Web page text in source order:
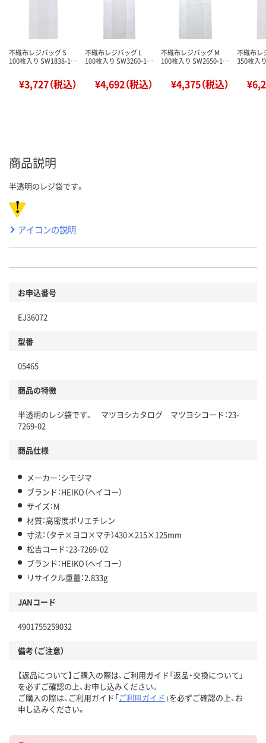
不織布レジバッグ S
100枚入り SW1838-1…
¥3,727（税込）
不織布レジバッグ L
100枚入り SW3260-1…
¥4,692（税込）
不織布レジバッグ M
100枚入り SW2650-1…
¥4,375（税込）
不織布レ
350枚入
商品説明
半透明のレジ袋です。
アイコンの説明
お申込番号
EJ36072
型番
05465
商品の特徴
半透明のレジ袋です。 マツヨシカタログ マツヨシコード：23-
7269-02
商品仕様
メーカー：シモジマ
ブランド：HEIKO（ヘイコー）
サイズ：M
材質：高密度ポリエチレン
寸法：（タテ×ヨコ×マチ）430×215×125mm
松吉コード：23-7269-02
ブランド：HEIKO（ヘイコー）
リサイクル重量：2.833g
JANコード
4901755259032
備考（ご注意）
【返品について】ご購入の際は、ご利用ガイド「返品・交換について」
を必ずご確認の上、お申し込みください。
ご購入の際は、ご利用ガイド「ご利用ガイド 」を必ずご確認の上、お
申し込みください。